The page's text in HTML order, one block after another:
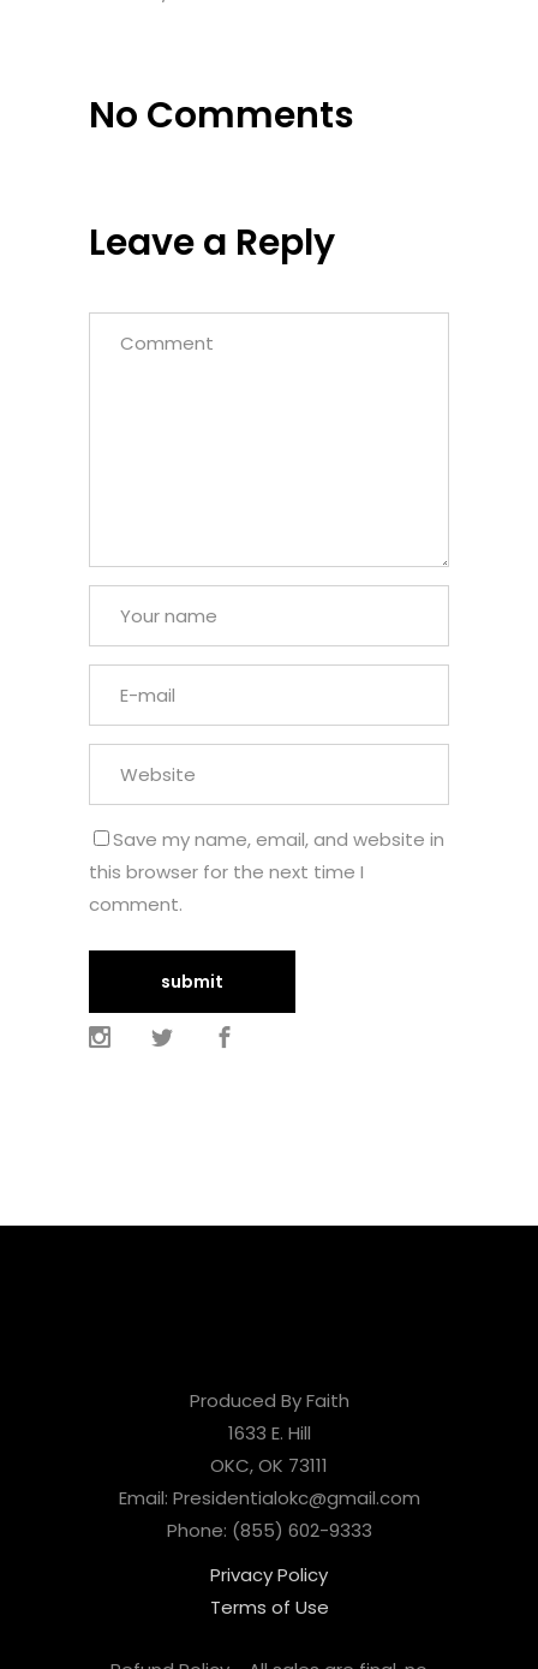
No Comments
Leave a Reply
Save my name, email, and website in
this browser for the next time I
comment.
Produced By Faith
1633 E. Hill
OKC, OK 73111
Email: Presidentialokc@gmail.com
Phone: (855) 602-9333
Privacy Policy
Terms of Use